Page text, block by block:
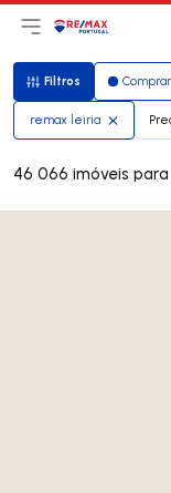
Abri menu
LogoIr para
Filtros
Filtros Comprar
remax leiria
46 066 imóveis